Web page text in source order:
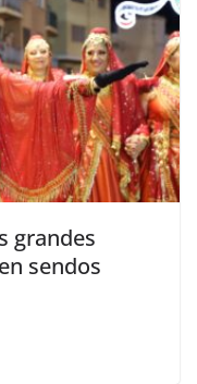
grandes
sendos